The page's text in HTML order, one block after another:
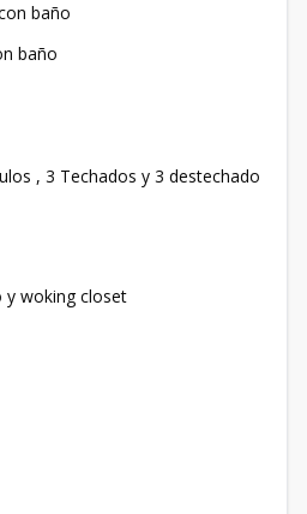
baño
baño
, 3 Techados y 3 destechado
y woking closet